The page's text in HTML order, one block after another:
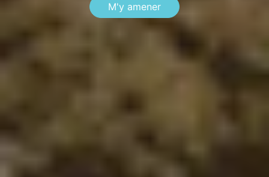
M'y amener